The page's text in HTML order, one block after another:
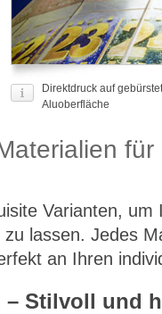
Direktdruck auf
Aluoberfläche
Varianten, um
lassen. Jedes
an Ihren
– Stilvoll und